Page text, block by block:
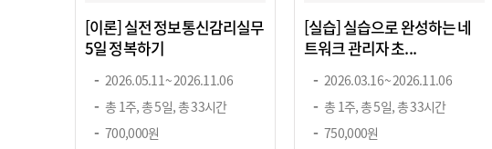
[이론] 실전 정보통신감리실무
5일 정복하기
2026.05.11 ~ 2026.11.06
총 1주, 총 5일, 총 33시간
700,000원
[실습] 실습으로 완성하는 네
트워크 관리자 초...
2026.03.16 ~ 2026.11.06
총 1주, 총 5일, 총 33시간
750,000원